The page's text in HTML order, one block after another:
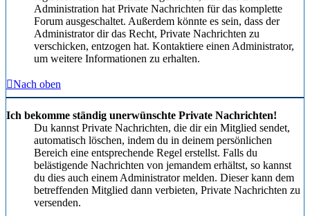
Administration hat Private Nachrichten für das komplette
Forum ausgeschaltet. Außerdem könnte es sein, dass der
Administrator dir das Recht, Private Nachrichten zu
verschicken, entzogen hat. Kontaktiere einen Administrator,
um weitere Informationen zu erhalten.
Nach oben
Ich bekomme ständig unerwünschte Private Nachrichten!
Du kannst Private Nachrichten, die dir ein Mitglied sendet,
automatisch löschen, indem du in deinem persönlichen
Bereich eine entsprechende Regel erstellst. Falls du
belästigende Nachrichten von jemandem erhältst, so kannst
du dies auch einem Administrator melden. Dieser kann dem
betreffenden Mitglied dann verbieten, Private Nachrichten zu
versenden.